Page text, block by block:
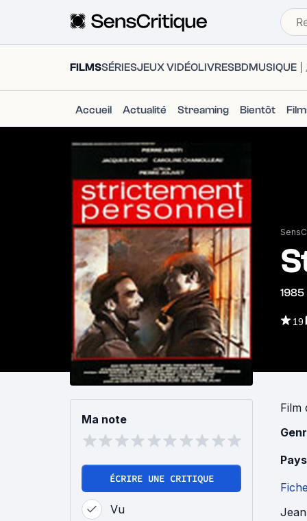
FILMSSÉRIESJEUX VIDÉOLIVRESBDMUSIQUE
Accueil Actualité Streaming Bientôt
1985
19
Ma note
ÉCRIRE UNE CRITIQUE
Vu
Film